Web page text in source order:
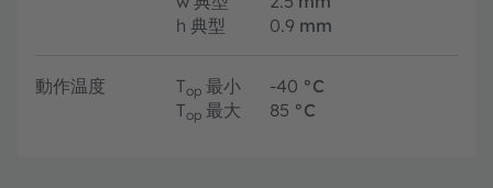
h 典型 0.9 mm
動作温度 Top 最小 -40 °C
Top 最大 85 °C